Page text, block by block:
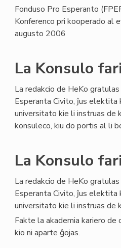
Fonduso Pro Esperanto
Konferenco pri kooperado al
augusto 2006
La Konsulo
La redakcio de HeKo
Esperanta Civito, ĵus elektita
universitato kie li instruas de
konsuleco, kiu do portis al li
La Konsulo
La redakcio de HeKo
Esperanta Civito, ĵus elektita
universitato kie li instruas de
Fakte la akademia kariero de
kio ni aparte ĝojas.